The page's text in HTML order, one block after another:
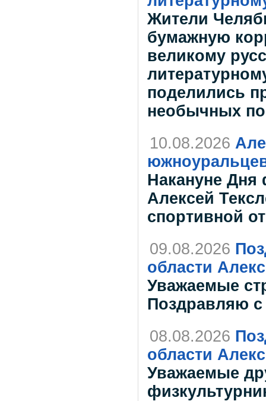
Жители
бумажную
великому
поделились
необычных
10.08.2026
Накануне Дня
Алексей
спортивной
09.08.2026
области
Уважаемые
Поздравляю
08.08.2026
области
Уважаемые